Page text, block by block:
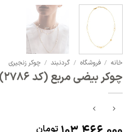
خانه / فروشگاه / گردنبند / چوکر زنجیری
چوکر بیضی مربع (کد 2786)
تومان